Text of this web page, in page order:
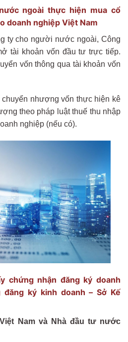
ngoài thực hiện mua cổ
doanh nghiệp Việt Nam
ty cho người nước ngoài, Công
tài khoản vốn đầu tư trực tiếp.
vốn thông qua tài khoản vốn
nhượng vốn thực hiện kê
theo pháp luật thuế thu nhập
nghiệp (nếu có).
chứng nhận đăng ký doanh
đăng ký kinh doanh – Sở Kế
Nam và Nhà đầu tư nước